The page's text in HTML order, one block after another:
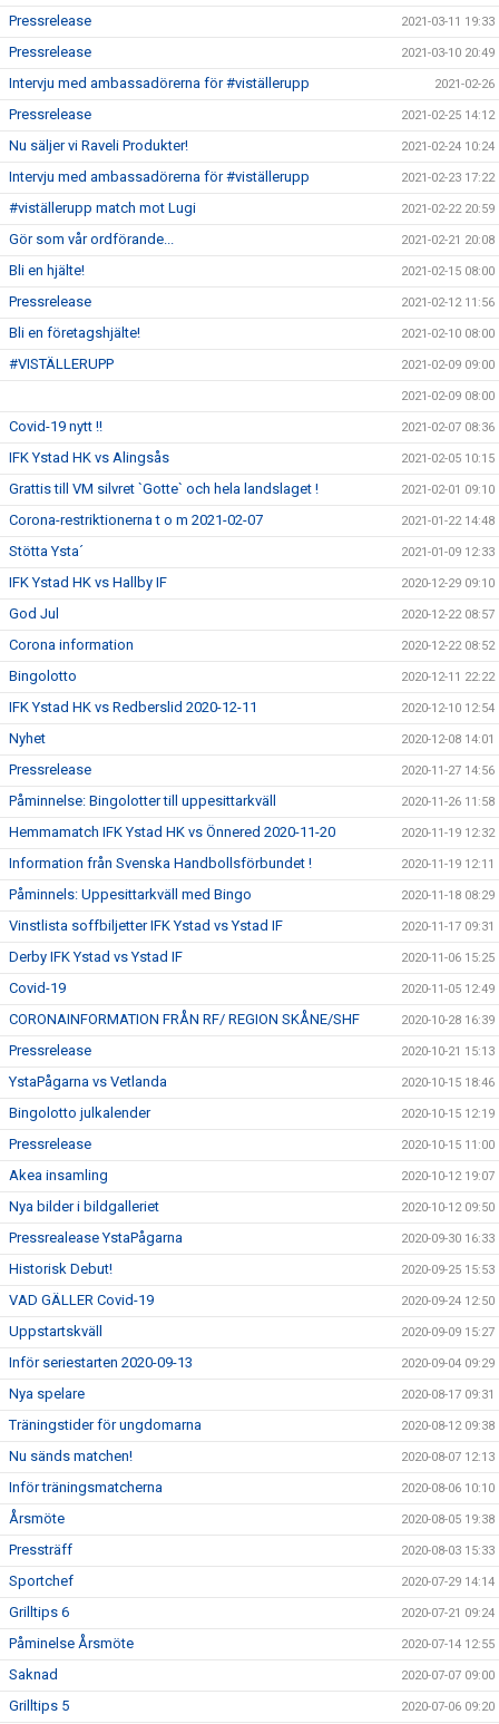
Pressrelease 2021-03-11 19:33
Pressrelease 2021-03-10 20:49
Intervju med ambassadörerna för #viställerupp 2021-02-26
Pressrelease 2021-02-25 14:12
Nu säljer vi Raveli Produkter! 2021-02-24 10:24
Intervju med ambassadörerna för #viställerupp 2021-02-23 17:22
#viställerupp match mot Lugi 2021-02-22 20:59
Gör som vår ordförande... 2021-02-21 20:08
Bli en hjälte! 2021-02-15 08:00
Pressrelease 2021-02-12 11:56
Bli en företagshjälte! 2021-02-10 08:00
#VISTÄLLERUPP 2021-02-09 09:00
2021-02-09 08:00
Covid-19 nytt !! 2021-02-07 08:36
IFK Ystad HK vs Alingsås 2021-02-05 10:15
Grattis till VM silvret `Gotte` och hela landslaget ! 2021-02-01 09:10
Corona-restriktionerna t o m 2021-02-07 2021-01-22 14:48
Stötta Ysta´ 2021-01-09 12:33
IFK Ystad HK vs Hallby IF 2020-12-29 09:10
God Jul 2020-12-22 08:57
Corona information 2020-12-22 08:52
Bingolotto 2020-12-11 22:22
IFK Ystad HK vs Redberslid 2020-12-11 2020-12-10 12:54
Nyhet 2020-12-08 14:01
Pressrelease 2020-11-27 14:56
Påminnelse: Bingolotter till uppesittarkväll 2020-11-26 11:58
Hemmamatch IFK Ystad HK vs Önnered 2020-11-20 2020-11-19 12:32
Information från Svenska Handbollsförbundet ! 2020-11-19 12:11
Påminnels: Uppesittarkväll med Bingo 2020-11-18 08:29
Vinstlista soffbiljetter IFK Ystad vs Ystad IF 2020-11-17 09:31
Derby IFK Ystad vs Ystad IF 2020-11-06 15:25
Covid-19 2020-11-05 12:49
CORONAINFORMATION FRÅN RF/ REGION SKÅNE/SHF 2020-10-28 16:39
Pressrelease 2020-10-21 15:13
YstaPågarna vs Vetlanda 2020-10-15 18:46
Bingolotto julkalender 2020-10-15 12:19
Pressrelease 2020-10-15 11:00
Akea insamling 2020-10-12 19:07
Nya bilder i bildgalleriet 2020-10-12 09:50
Pressrealease YstaPågarna 2020-09-30 16:33
Historisk Debut! 2020-09-25 15:53
VAD GÄLLER Covid-19 2020-09-24 12:50
Uppstartskväll 2020-09-09 15:27
Inför seriestarten 2020-09-13 2020-09-04 09:29
Nya spelare 2020-08-17 09:31
Träningstider för ungdomarna 2020-08-12 09:38
Nu sänds matchen! 2020-08-07 12:13
Inför träningsmatcherna 2020-08-06 10:10
Årsmöte 2020-08-05 19:38
Pressträff 2020-08-03 15:33
Sportchef 2020-07-29 14:14
Grilltips 6 2020-07-21 09:24
Påminelse Årsmöte 2020-07-14 12:55
Saknad 2020-07-07 09:00
Grilltips 5 2020-07-06 09:20